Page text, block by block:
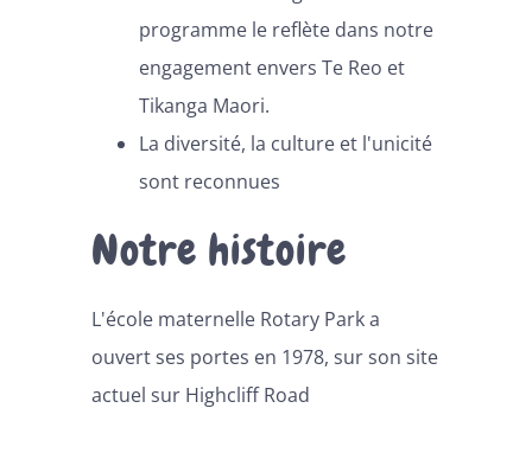
programme le reflète dans notre
engagement envers Te Reo et
Tikanga Maori.
La diversité, la culture et l'unicité
sont reconnues
Notre histoire
L'école maternelle Rotary Park a
ouvert ses portes en 1978, sur son site
actuel sur Highcliff Road